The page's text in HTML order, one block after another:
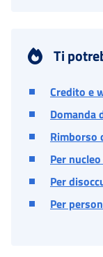
Ti
Credito e
Domanda
Per
Per
Per